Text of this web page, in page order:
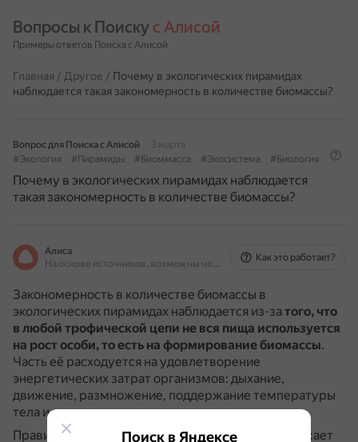
Вопросы к Поиску с Алисой
Примеры ответов Поиска с Алисой
Главная / Другое / Почему в экологических пирамидах
наблюдается такая закономерность в количестве биомассы?
Вопрос для Поиска с Алисой
3 марта
#Экология
#Пирамиды #Биоммасса #Экосистема #Биология
Почему в экологических пирамидах наблюдается
такая закономерность в количестве биомассы?
Алиса
На основе источников, возможны неточности
Как это работает?
Закономерность в количестве биомассы в
экологических пирамидах наблюдается из-затого, что
в любой трофической цепи не вся пища используется
на рост особи, то есть на формирование биомассы.
Часть её расходуется на удовлетворение
энергетических затрат организмов: дыхание,
движение, размножение, поддержание температуры
тела и т. д..
Правило экологической пирамиды биомасс отражает
Поиск в Яндексе